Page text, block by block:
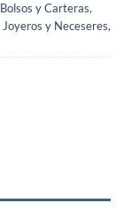
Bolsos y Carteras,
Joyeros y Neceseres,